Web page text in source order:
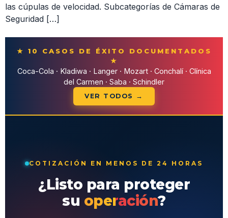
las cúpulas de velocidad. Subcategorías de Cámaras de
Seguridad […]
★ 10 CASOS DE ÉXITO DOCUMENTADOS
★
Coca-Cola · Kladiwa · Langer · Mozart · Conchalí · Clínica
del Carmen · Saba · Schindler
VER TODOS →
COTIZACIÓN EN MENOS DE 24 HORAS
¿Listo para proteger
su operación?